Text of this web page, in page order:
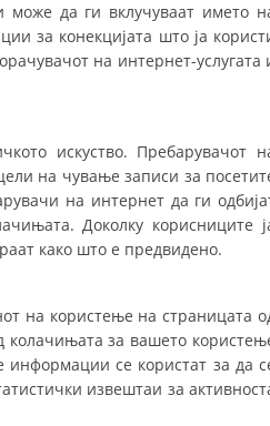
И РАЗВОЈ
ПОСТАВЕНОСТ
НА АМБЛЕМОТ
ДЕЈНОСТ
може да ги вклучуваат името
за конекцијата што ја
на интернет-услугата
искуство. Пребарувачот
на чување записи за
на интернет да ги
Доколку корисниците
како што е предвидено.
на користење на страницата
за вашето
информации се користат за да
извештаи за